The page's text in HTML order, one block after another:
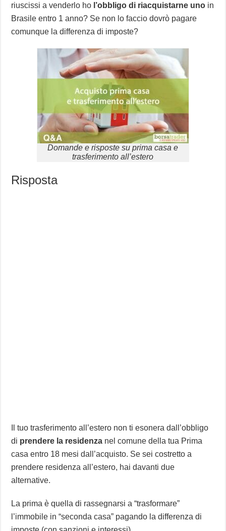
riuscissi a venderlo ho l’obbligo di riacquistarne uno in
Brasile entro 1 anno? Se non lo faccio dovrò pagare
comunque la differenza di imposte?
Domande e risposte su prima casa e
trasferimento all’estero
Risposta
Il tuo trasferimento all’estero non ti esonera dall’obbligo
di prendere la residenza nel comune della tua Prima
casa entro 18 mesi dall’acquisto. Se sei costretto a
prendere residenza all’estero, hai davanti due
alternative.
La prima è quella di rassegnarsi a “trasformare”
l’immobile in “seconda casa” pagando la differenza di